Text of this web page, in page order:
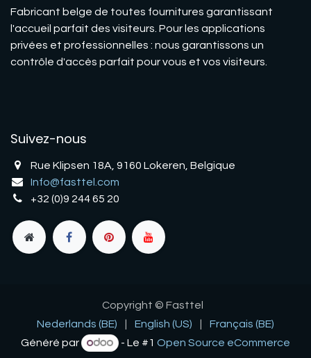
Fabricant belge de toutes fournitures garantissant
l'accueil parfait des visiteurs. Pour les applications
privées et professionnelles : nous garantissons un
contrôle d'accès parfait pour vous et vos visiteurs.
Suivez-nous
Rue Klipsen 18A, 9160 Lokeren, Belgique
Info@fasttel.com
+32 (0)9 244 65 20
Copyright © Fasttel
Nederlands (BE)
English (US)
Français (BE)
Généré par
-Le #1 Open Source eCommerce